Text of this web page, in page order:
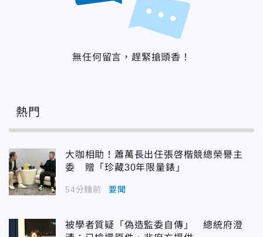
無任何留言，趕緊搶頭香！
熱門
大咖相助！蕭萬長出任張啓楷競總榮譽主
委 贈「珍藏30年限量錶」
54分鐘前 要聞
被學者質疑「偽造監委自傳」 總統府澄